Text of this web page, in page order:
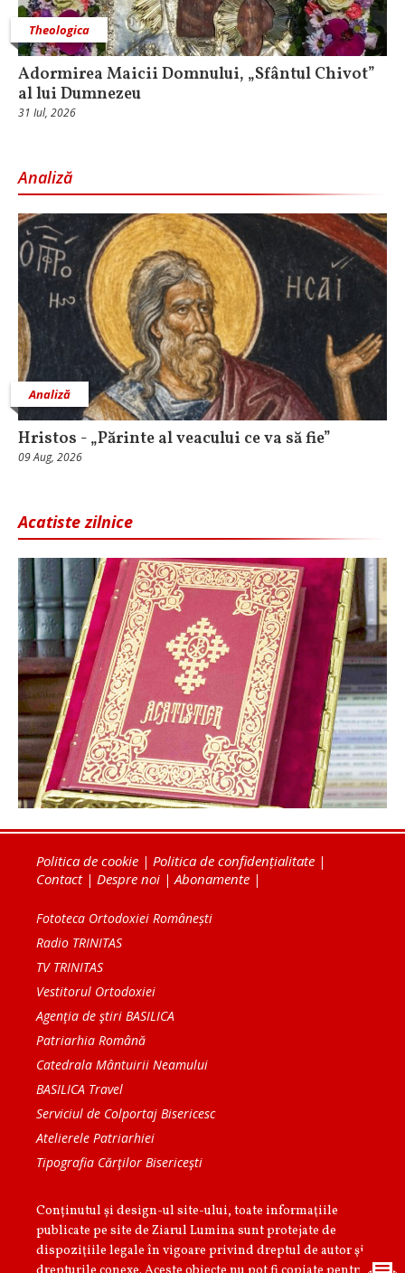
Theologica
Adormirea Maicii Domnului, „Sfântul Chivot”
al lui Dumnezeu
31 Iul, 2026
Analiză
Analiză
Hristos - „Părinte al veacului ce va să fie”
09 Aug, 2026
Acatiste zilnice
Politica de cookie | Politica de confidențialitate |
Contact| Despre noi |Abonamente |
Fototeca Ortodoxiei Românești
Radio TRINITAS
TV TRINITAS
Vestitorul Ortodoxiei
Agenţia de ştiri BASILICA
Patriarhia Română
Catedrala Mântuirii Neamului
BASILICA Travel
Serviciul de Colportaj Bisericesc
Atelierele Patriarhiei
Tipografia Cărţilor Bisericeşti
Conținutul și design-ul site-ului, toate informaţiile
publicate pe site de Ziarul Lumina sunt protejate de
dispoziţiile legale în vigoare privind dreptul de autor şi